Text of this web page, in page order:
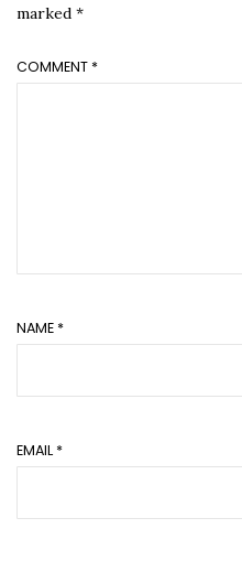
marked *
COMMENT *
NAME *
EMAIL *